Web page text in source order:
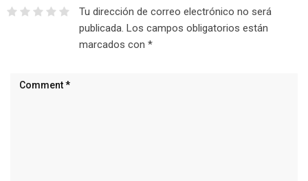
Tu dirección de correo electrónico no será
publicada. Los campos obligatorios están
marcados con *